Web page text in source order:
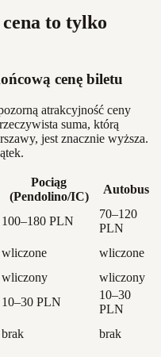
to tylko
cenę biletu
atrakcyjność ceny
suma, którą
jest znacznie wyższa.
Pociąg
(Pendolino/IC)
Autobus
100–180 PLN
70–120
PLN
wliczone
wliczone
wliczony
wliczony
10–30 PLN
10–30
PLN
brak
brak